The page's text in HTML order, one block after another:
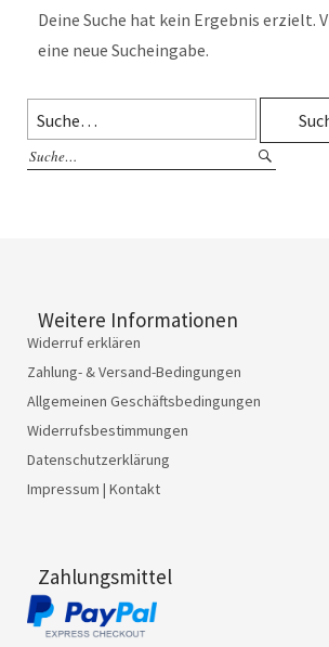
Deine Suche hat kein Ergebnis erzielt.
eine neue Sucheingabe.
Weitere Informationen
Widerruf erklären
Zahlung- & Versand-Bedingungen
Allgemeinen Geschäftsbedingungen
Widerrufsbestimmungen
Datenschutzerklärung
Impressum | Kontakt
Zahlungsmittel